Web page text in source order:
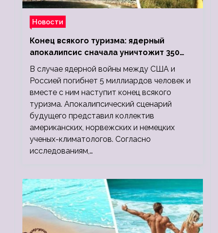
Новости
Конец всякого туризма: ядерный
апокалипсис сначала уничтожит 350
миллионов, а потом 5 миллиардов
людей
В случае ядерной войны между США и
Россией погибнет 5 миллиардов человек и
вместе с ним наступит конец всякого
туризма. Апокалипсический сценарий
будущего представил коллектив
американских, норвежских и немецких
ученых-климатологов. Согласно
исследованиям,…